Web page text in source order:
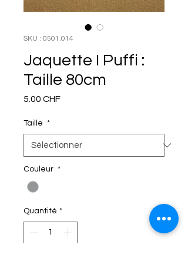
SKU : 0501.014
Jaquette I Puffi :
Taille 80cm
5.00 CHFPrix
Taille *
Couleur *
Quantité *